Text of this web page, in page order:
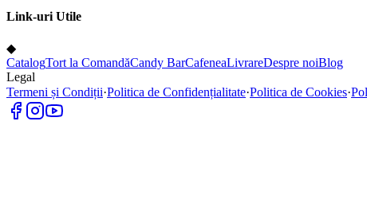
Link-uri Utile
◆
CatalogTort la ComandăCandy BarCafeneaLivrareDespre noiBlog
Legal
Termeni și Condiții·Politica de Confidențialitate·Politica de Cookies·